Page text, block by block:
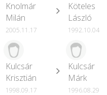
Knolmár
Milán
2005.11.17
Köteles
László
1992.10.04
Kulcsár
Krisztián
1998.09.17
Kulcsár
Márk
1996.08.29